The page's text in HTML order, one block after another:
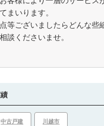
まいります。
等ございましたらどんな些
談くださいませ。
中古戸建 川越市